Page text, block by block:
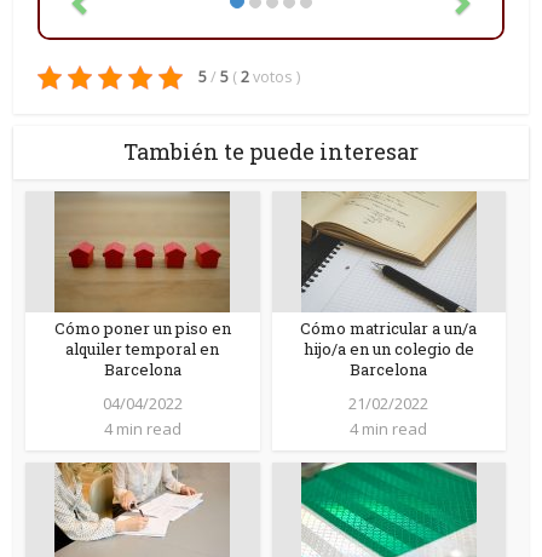
5/ 5 (2votos )
También te puede interesar
Cómo poner un piso en
alquiler temporal en
Barcelona
04/04/2022
4 min read
Cómo matricular a un/a
hijo/a en un colegio de
Barcelona
21/02/2022
4 min read